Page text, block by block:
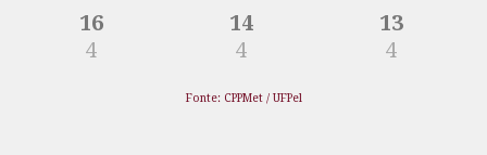
16
4
14
4
13
4
Fonte: CPPMet / UFPel